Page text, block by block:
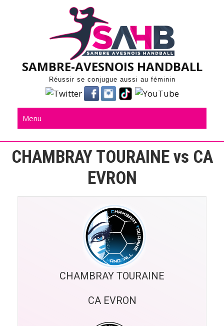
SAMBRE-AVESNOIS HANDBALL
Réussir se conjugue aussi au féminin
Menu
CHAMBRAY TOURAINE vs CA
EVRON
CHAMBRAY TOURAINE
CA EVRON